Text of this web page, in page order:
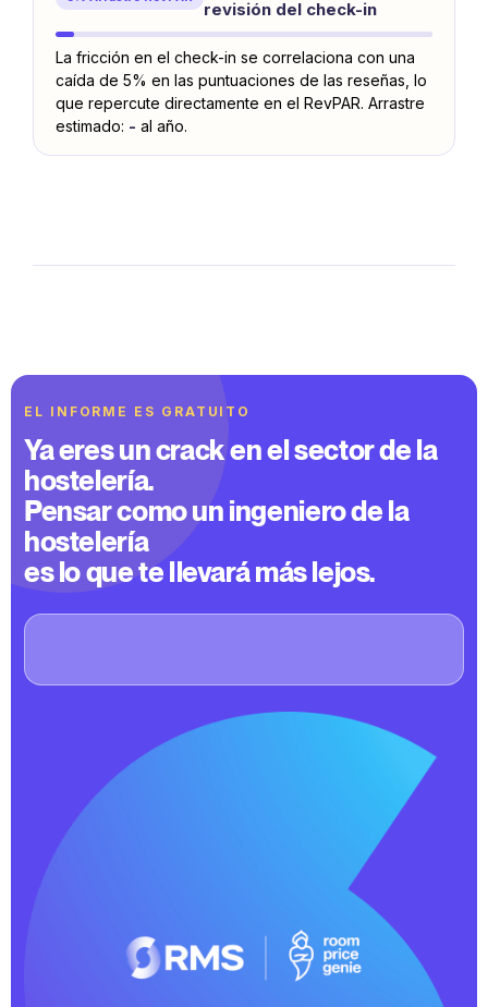
revisión del check-in
La fricción en el check-in se correlaciona con una
caída de 5% en las puntuaciones de las reseñas, lo
que repercute directamente en el RevPAR. Arrastre
estimado: - al año.
EL INFORME ES GRATUITO
Ya eres un crack en el sector de la
hostelería.
Pensar como un ingeniero de la
hostelería
es lo que te llevará más lejos.